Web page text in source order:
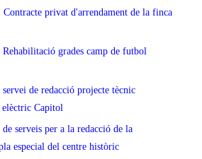
privat d'arrendament de la finca
grades camp de futbol
de redacció projecte tècnic
elèctric Capitol
serveis per a la redacció de la
especial del centre històric